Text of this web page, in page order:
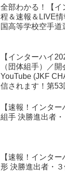
全部わかる！【イ
程＆速報＆LIVE
国高等学校空手道
【インターハイ
（団体組手）／
YouTube (JKF
信されます！第
【速報！インタ
組手 決勝進出者
【速報！インタ
形 決勝進出者・